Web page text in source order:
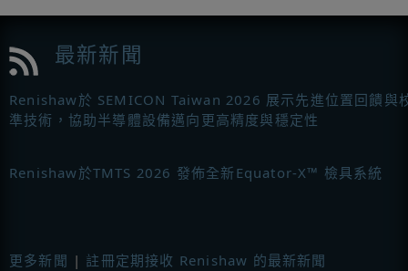
最新新聞
Renishaw於 SEMICON Taiwan 2026 展示先進位置回饋與
準技術，協助半導體設備邁向更高精度與穩定性
Renishaw於TMTS 2026 發佈全新Equator-X™ 檢具系統
更多新聞 | 註冊定期接收 Renishaw 的最新新聞